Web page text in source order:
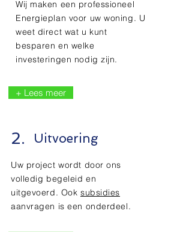
Wij maken een professioneel
Energieplan voor uw woning. U
weet direct wat u kunt
besparen en welke
investeringen nodig zijn.
+ Lees meer
2. Uitvoering
Uw project wordt door ons
volledig begeleid en
uitgevoerd. Ook subsidies
aanvragen is een onderdeel.